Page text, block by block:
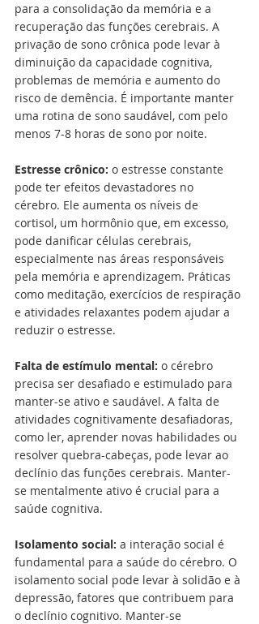
para a consolidação da memória e a
recuperação das funções cerebrais. A
privação de sono crônica pode levar à
diminuição da capacidade cognitiva,
problemas de memória e aumento do
risco de demência. É importante manter
uma rotina de sono saudável, com pelo
menos 7-8 horas de sono por noite.
Estresse crônico: o estresse constante
pode ter efeitos devastadores no
cérebro. Ele aumenta os níveis de
cortisol, um hormônio que, em excesso,
pode danificar células cerebrais,
especialmente nas áreas responsáveis
pela memória e aprendizagem. Práticas
como meditação, exercícios de respiração
e atividades relaxantes podem ajudar a
reduzir o estresse.
Falta de estímulo mental: o cérebro
precisa ser desafiado e estimulado para
manter-se ativo e saudável. A falta de
atividades cognitivamente desafiadoras,
como ler, aprender novas habilidades ou
resolver quebra-cabeças, pode levar ao
declínio das funções cerebrais. Manter-
se mentalmente ativo é crucial para a
saúde cognitiva.
Isolamento social: a interação social é
fundamental para a saúde do cérebro. O
isolamento social pode levar à solidão e à
depressão, fatores que contribuem para
o declínio cognitivo. Manter-se